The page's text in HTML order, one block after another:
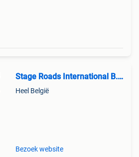
Stage Roads International B.V.
Heel België
Bezoek website